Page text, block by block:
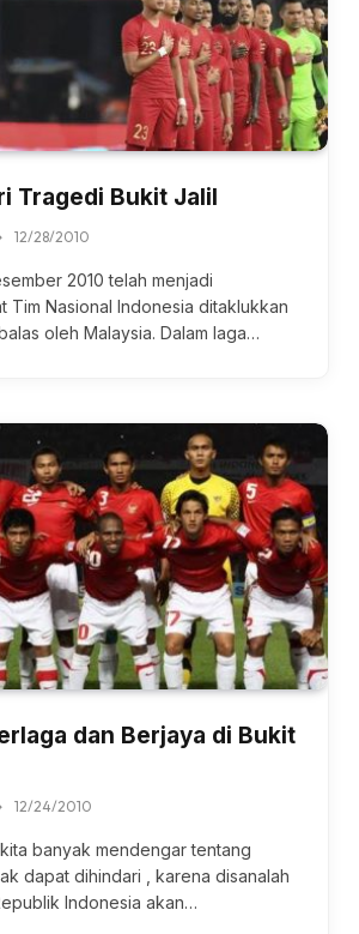
Tragedi Bukit Jalil
12/28/2010
2010 telah menjadi
Tim Nasional Indonesia ditaklukkan
oleh Malaysia. Dalam laga…
dan Berjaya di Bukit
12/24/2010
banyak mendengar tentang
dapat dihindari , karena disanalah
Indonesia akan…